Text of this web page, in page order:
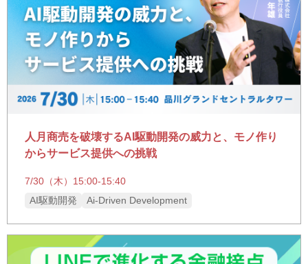
人月商売を破壊するAI駆動開発の威力と、モノ作り
からサービス提供への挑戦
7/30（木）15:00-15:40
AI駆動開発
Ai-Driven Development